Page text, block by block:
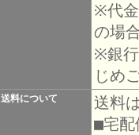
※代
の場
※銀
じめ
送料について
送料
■宅配